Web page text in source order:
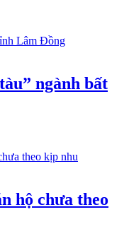
ngành bất
hộ chưa theo